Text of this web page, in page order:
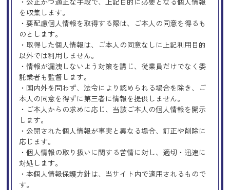
を収集します。
・要配慮個人情報を取得する際は、ご本人の同意を得るも
のとします。
・取得した個人情報は、ご本人の同意なしに上記利用目的
以外では利用しません。
・情報が漏洩しないよう対策を講じ、従業員だけでなく委
託業者も監督します。
・国内外を問わず、法令により認められる場合を除き、ご
本人の同意を得ずに第三者に情報を提供しません。
・ご本人からの求めに応じ、当該ご本人の個人情報を開示
します。
・公開された個人情報が事実と異なる場合、訂正や削除に
応じます。
・個人情報の取り扱いに関する苦情に対し、適切・迅速に
対処します。
・本個人情報保護方針は、当サイト内で適用されるもので
す。